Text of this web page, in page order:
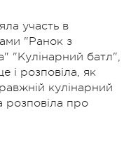
участь в
"Ранок з
"Кулінарний батл",
і розповіла, як
кулінарний
розповіла про